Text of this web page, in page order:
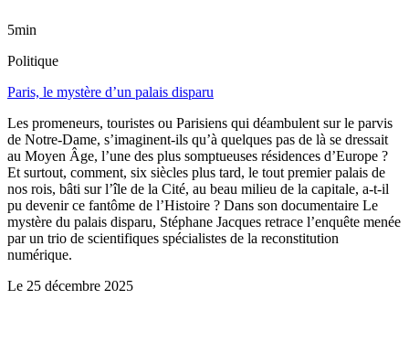
5min
Politique
Paris, le mystère d’un palais disparu
Les promeneurs, touristes ou Parisiens qui déambulent sur le parvis
de Notre-Dame, s’imaginent-ils qu’à quelques pas de là se dressait
au Moyen Âge, l’une des plus somptueuses résidences d’Europe ?
Et surtout, comment, six siècles plus tard, le tout premier palais de
nos rois, bâti sur l’île de la Cité, au beau milieu de la capitale, a-t-il
pu devenir ce fantôme de l’Histoire ? Dans son documentaire Le
mystère du palais disparu, Stéphane Jacques retrace l’enquête menée
par un trio de scientifiques spécialistes de la reconstitution
numérique.
Le 25 décembre 2025